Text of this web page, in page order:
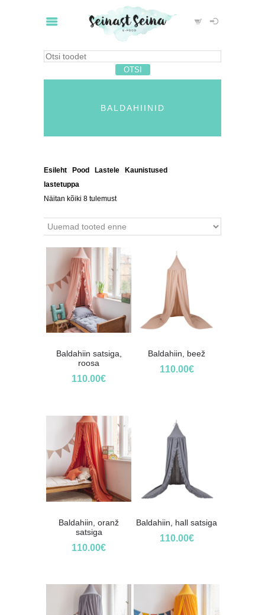
BALDAHIINID
Esileht Pood Lastele
Kaunistused
lastetuppa
Näitan kõiki 8 tulemust
Baldahiin satsiga,
roosa
110.00€
Baldahiin, beež
110.00€
Baldahiin, oranž
satsiga
110.00€
Baldahiin, hall satsiga
110.00€